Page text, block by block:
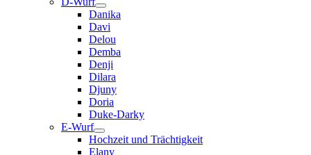
Danika
Davi
Delou
Demba
Denji
Dilara
Djuny
Doria
Duke-Darky
E-Wurf
Hochzeit und Trächtigkeit
Elany